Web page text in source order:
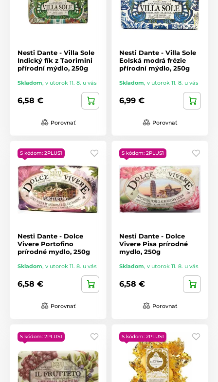
Nesti Dante - Villa Sole
Indický fík z Taorimini
přírodní mýdlo, 250g
Skladom, v utorok 11. 8. u vás
6,58 €
Porovnať
Nesti Dante - Villa Sole
Eolská modrá frézie
přírodní mýdlo, 250g
Skladom, v utorok 11. 8. u vás
6,99 €
Porovnať
S kódom: 2PLUS1
Nesti Dante - Dolce
Vivere Portofino
prírodné mydlo, 250g
Skladom, v utorok 11. 8. u vás
6,58 €
Porovnať
S kódom: 2PLUS1
Nesti Dante - Dolce
Vivere Pisa prírodné
mydlo, 250g
Skladom, v utorok 11. 8. u vás
6,58 €
Porovnať
S kódom: 2PLUS1 S kódom: 2PLUS1